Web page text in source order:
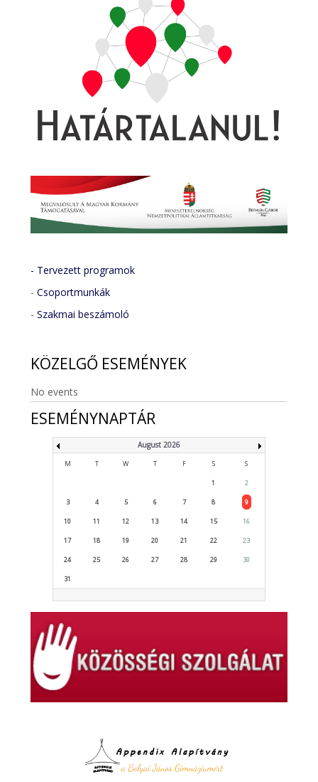
- Tervezett programok
-Csoportmunkák
-Szakmai beszámoló
KÖZELGŐ ESEMÉNYEK
No events
ESEMÉNYNAPTÁR
August 2026
M T W T F S S
1 2
3 4 5 6 7 8 9
10 11 12 13 14 15 16
17 18 19 20 21 22 23
24 25 26 27 28 29 30
31